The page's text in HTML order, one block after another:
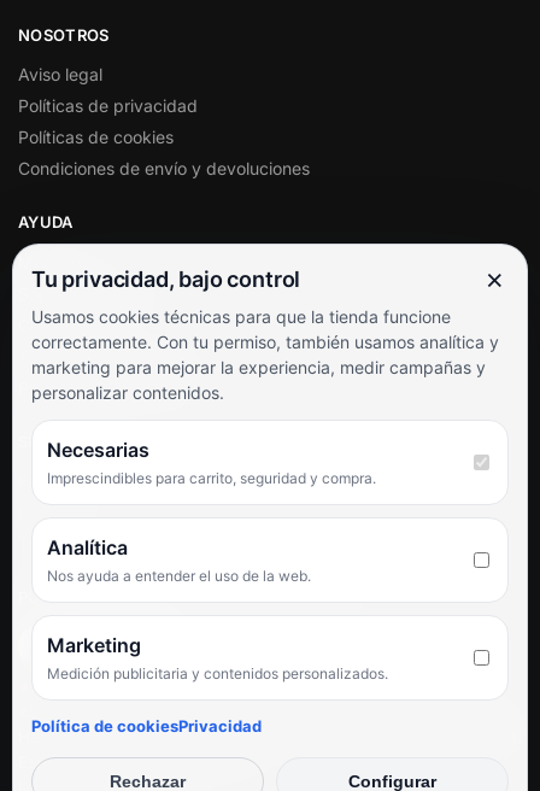
NOSOTROS
Aviso legal
Políticas de privacidad
Políticas de cookies
Condiciones de envío y devoluciones
AYUDA
Soporte al cliente
Contacto
Términos y condiciones
Preguntas frecuentes
SÍGUENOS
Facebook
TikTok
PUNTUACIÓN DE 4,6 SOBRE 5 EN GOOGLE
★★★★★
Hemos comprado en varias ocasiones y siempre dan respuesta.
Espectacular, servicio de 10.»
Tu privacidad, bajo control ×
Usamos cookies técnicas para que la tienda funcione
correctamente. Con tu permiso, también usamos analítica y
marketing para mejorar la experiencia, medir campañas y
personalizar contenidos.
Necesarias
Imprescindibles para carrito, seguridad y compra.
Analítica
Nos ayuda a entender el uso de la web.
Marketing
Medición publicitaria y contenidos personalizados.
Política de cookiesPrivacidad
Rechazar Configurar